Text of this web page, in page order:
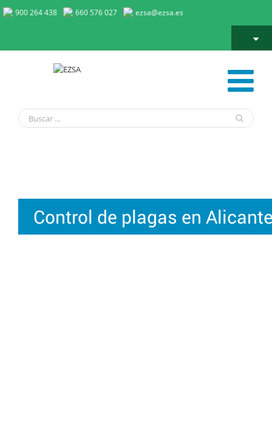
900 264 438 660 576 027 ezsa@ezsa.es
Control de plagas en